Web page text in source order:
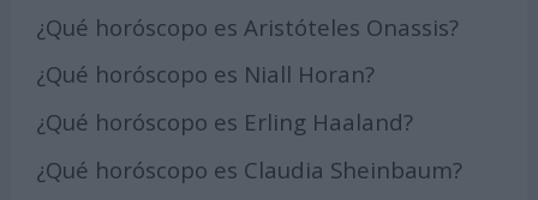
¿Qué horóscopo es Aristóteles Onassis?
¿Qué horóscopo es Niall Horan?
¿Qué horóscopo es Erling Haaland?
¿Qué horóscopo es Claudia Sheinbaum?